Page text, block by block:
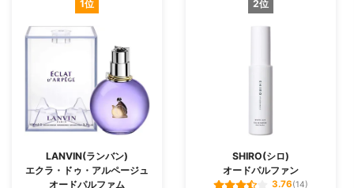
1位
LANVIN(ランバン)
エクラ・ドゥ・アルページュ
オードパルファム
2位
SHIRO(シロ)
オードパルファン
3.76(14)